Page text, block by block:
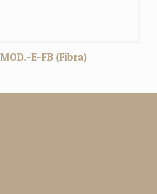
MOD.-E-FB (Fibra)